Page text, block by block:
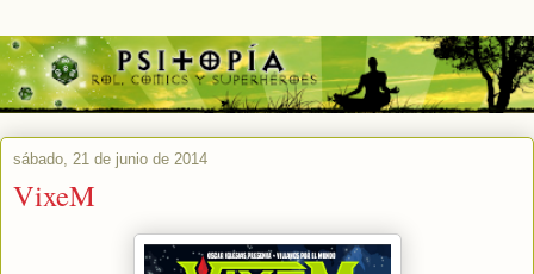
sábado, 21 de junio de 2014
VixeM